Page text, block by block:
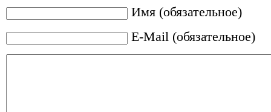
Имя (обязательное)
E-Mail (обязательное)